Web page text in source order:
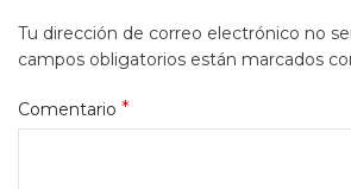
Tu dirección de correo electrónico no
campos obligatorios están marcados
Comentario *